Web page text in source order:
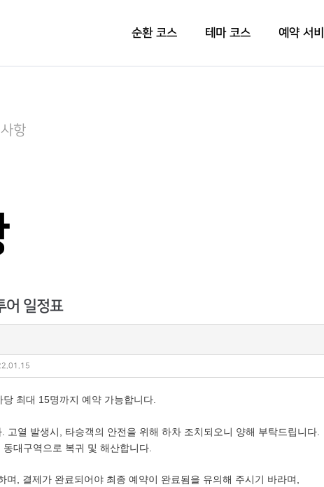
순환 코스 테마 코스 예약 서
항
어 일정표
최대 15명까지 예약 가능합니다.
고열 발생시, 타승객의 안전을 위해 하차 조치되오니 양해 부탁드립니다.
대구역으로 복귀 및 해산합니다.
며, 결제가 완료되어야 최종 예약이 완료됨을 유의해 주시기 바라며,